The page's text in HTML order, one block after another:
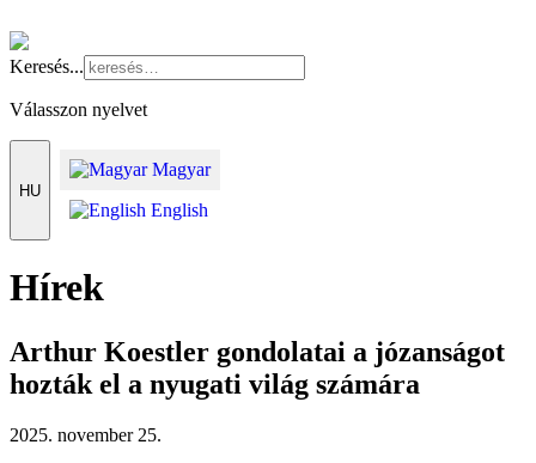
Keresés...
Válasszon nyelvet
HU
Magyar
English
Hírek
Arthur Koestler gondolatai a józanságot
hozták el a nyugati világ számára
2025. november 25.